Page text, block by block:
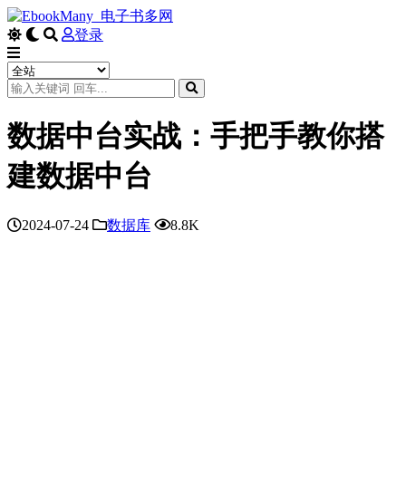
登录
数据中台实战：手把手教你搭
建数据中台
2024-07-24 数据库 8.8K